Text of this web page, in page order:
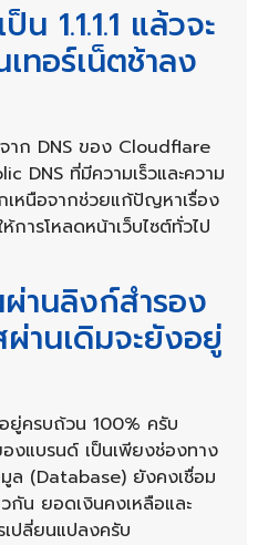
น 1.1.1.1 แล้วจะ
เทอร์เน็ตช้าลง
าก DNS ของ Cloudflare
DNS ที่มีความเร็วและความ
หนือจากช่วยแก้ปัญหาเรื่อง
ารโหลดหน้าเว็บไซต์ทั่วไป
ผ่านลิงก์สำรอง
านเดิมจะยังอยู่
ครบถ้วน 100% ครับ
องแบรนด์ เป็นเพียงช่องทาง
ล (Database) ยังคงเชื่อม
กัน ยอดเงินคงเหลือและ
เปลี่ยนแปลงครับ